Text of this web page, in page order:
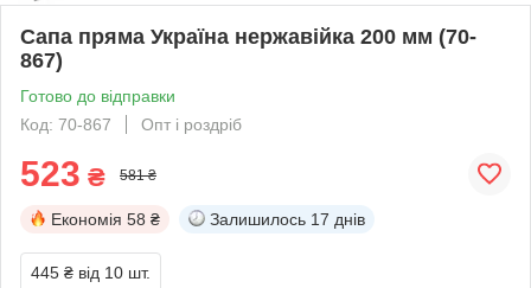
Сапа пряма Україна нержавійка 200 мм (70-
867)
Готово до відправки
Код: 70-867
Опт і роздріб
523 ₴ 581 ₴
Економія 58 ₴ Залишилось 17 днів
445 ₴ від 10 шт.